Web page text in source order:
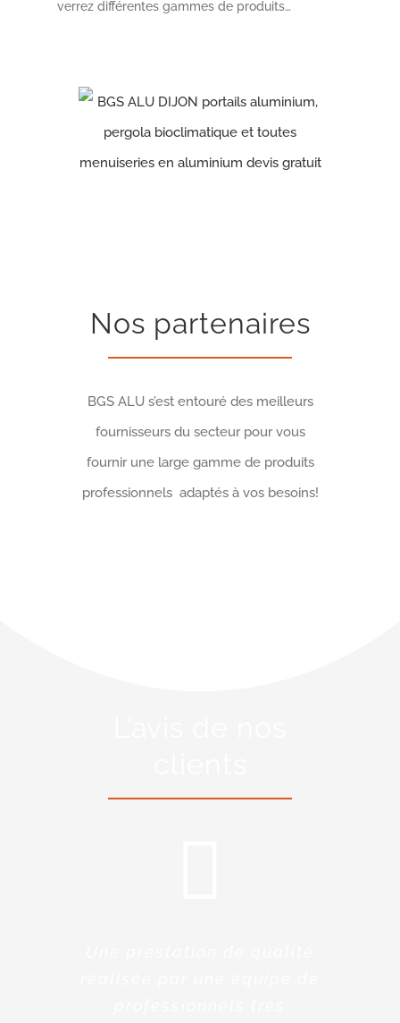
verrez différentes gammes de produits…
Nos partenaires
BGS ALU s’est entouré des meilleurs
fournisseurs du secteur pour vous
fournir une large gamme de produits
professionnels adaptés à vos besoins!